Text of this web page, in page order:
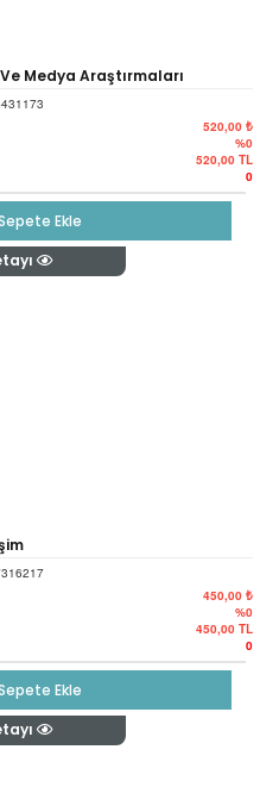
Medya Araştırmaları
520,00 ₺
%0
520,00 TL
0
Ekle
450,00 ₺
%0
450,00 TL
0
Ekle